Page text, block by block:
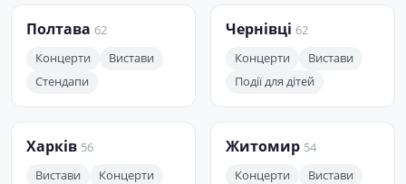
Полтава 62
Концерти
Вистави
Стендапи
Чернівці 62
Концерти
Вистави
Події для дітей
Харків 56
Вистави
Концерти
Житомир 54
Концерти
Вистави